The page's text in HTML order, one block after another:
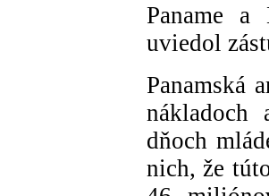
Paname
uviedol
Panamská
nákladoch
dňoch
nich, že